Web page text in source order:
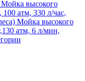
Мойка высокого
атм, 330 л/час,
Мойка высокого
атм, 6 л/мин,